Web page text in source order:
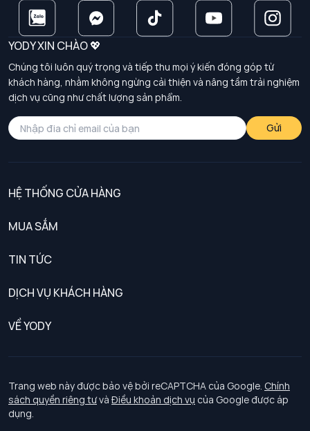
YODY XIN CHÀO 💖
Chúng tôi luôn quý trọng và tiếp thu mọi ý kiến đóng góp từ
khách hàng, nhằm không ngừng cải thiện và nâng tầm trải nghiệm
dịch vụ cũng như chất lượng sản phẩm.
Gửi
HỆ THỐNG CỬA HÀNG
MUA SẮM
TIN TỨC
DỊCH VỤ KHÁCH HÀNG
Chính sách khách hàng thân thiết
Chính sách bảo vệ dữ liệu cá nhân
Chính sách thanh toán, giao nhận
VỀ YODY
Tuyển dụng
Trang web này được bảo vệ bởi reCAPTCHA của Google. Chính
sách quyền riêng tưvà Điều khoản dịch vụ của Google được áp
dụng.